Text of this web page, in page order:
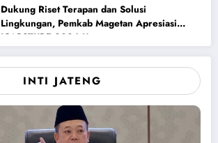
Dukung Riset Terapan dan Solusi
Lingkungan, Pemkab Magetan Apresiasi
ICAPSTURE 2026 Unesa
INTI JATENG